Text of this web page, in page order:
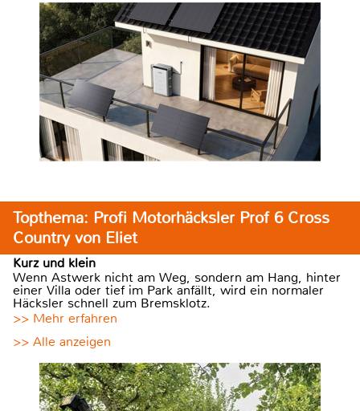
Topthema: Profi Motorhäcksler Prof 6 Cross
Country von Eliet
Kurz und klein
Wenn Astwerk nicht am Weg, sondern am Hang, hinter
einer Villa oder tief im Park anfällt, wird ein normaler
Häcksler schnell zum Bremsklotz.
>> Mehr erfahren
>> Alle anzeigen